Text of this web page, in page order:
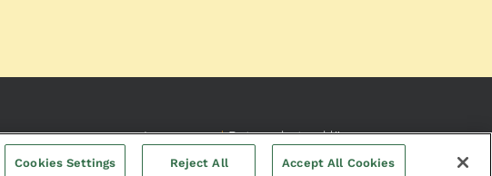
Impressum| Datenschutzerklärung
Cookies Settings Reject All Accept All Cookies